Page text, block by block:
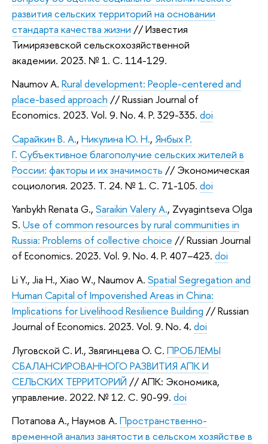
развития сельских территорий на основании
стандарта качества жизни // Известия
Тимирязевской сельскохозяйственной
академии. 2023. № 1. C. 114-129.
Naumov A. Rural development: People-centered and
place-based approach // Russian Journal of
Economics. 2023. Vol. 9. No. 4. P. 329-335. doi
Сарайкин В. А., Никулина Ю. Н., Янбых Р.
Г. Субъективное благополучие сельских жителей в
России: факторы и их значимость // Экономическая
социология. 2023. Т. 24. № 1. C. 71-105. doi
Yanbykh Renata G., Saraikin Valery A., Zvyagintseva Olga
S. Use of common resources by rural communities in
Russia: Problems of collective choice // Russian Journal
of Economics. 2023. Vol. 9. No. 4. P. 407–423. doi
Li Y., Jia H., Xiao W., Naumov A. Spatial Segregation and
Human Capital of Impoverished Areas in China:
Implications for Livelihood Resilience Building // Russian
Journal of Economics. 2023. Vol. 9. No. 4. doi
Луговской С. И., Звягинцева О. С. ПРОБЛЕМЫ
СБАЛАНСИРОВАННОГО РАЗВИТИЯ АПК И
СЕЛЬСКИХ ТЕРРИТОРИЙ // АПК: Экономика,
управление. 2022. № 12. C. 90-99. doi
Потапова А., Наумов А. Пространственно-
временной анализ занятости в сельском хозяйстве в